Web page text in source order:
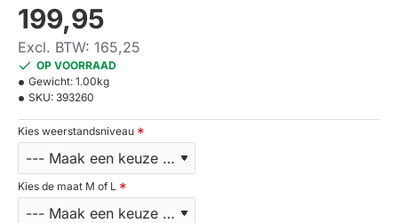
199,95
Excl. BTW: 165,25
OP VOORRAAD
Gewicht: 1.00kg
SKU: 393260
Kies weerstandsniveau
Kies de maat M of L